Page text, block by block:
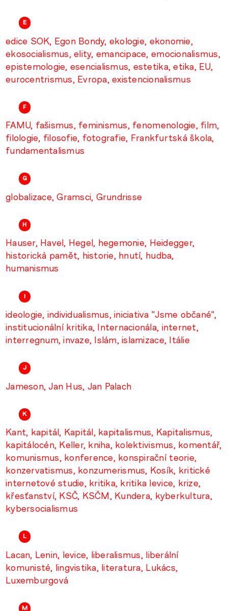
E
edice SOK Egon Bondy ekologie ekonomie
ekosocialismus elity emancipace emocionalismus
epistemologie esencialismus estetika etika EU
eurocentrismus Evropa existencionalismus
F
FAMU fašismus feminismus fenomenologie film
filologie filosofie fotografie Frankfurtská škola
fundamentalismus
G
globalizace Gramsci Grundrisse
H
Hauser Havel Hegel hegemonie Heidegger
historická pamět historie hnutí hudba
humanismus
I
ideologie individualismus iniciativa "Jsme občané"
institucionální kritika Internacionála internet
interregnum invaze Islám islamizace Itálie
J
Jameson Jan Hus Jan Palach
K
Kant kapitál Kapitál kapitalismus Kapitalismus
kapitálocén Keller kniha kolektivismus komentář
komunismus konference konspirační teorie
konzervatismus konzumerismus Kosík kritické
internetové studie kritika kritika levice krize
křesťanství KSČ KSČM Kundera kyberkultura
kybersocialismus
L
Lacan Lenin levice liberalismus liberální
komunisté lingvistika literatura Lukács
Luxemburgová
M